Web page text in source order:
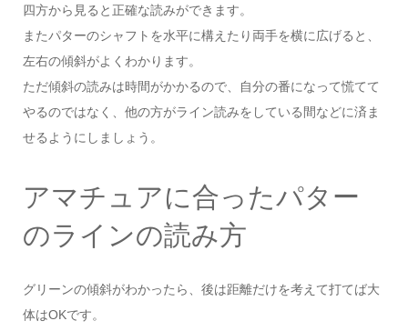
四方から見ると正確な読みができます。
またパターのシャフトを水平に構えたり両手を横に広げると、
左右の傾斜がよくわかります。
ただ傾斜の読みは時間がかかるので、自分の番になって慌てて
やるのではなく、他の方がライン読みをしている間などに済ま
せるようにしましょう。
アマチュアに合ったパター
のラインの読み方
グリーンの傾斜がわかったら、後は距離だけを考えて打てば大
体はOKです。